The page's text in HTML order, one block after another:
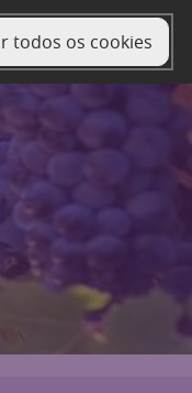
todos os cookies